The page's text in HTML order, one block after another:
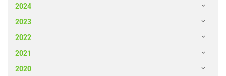
2024
2023
2022
2021
2020